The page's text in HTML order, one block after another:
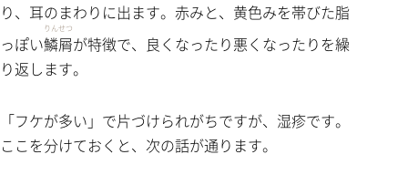
り、耳のまわりに出ます。赤みと、黄色みを帯びた脂
っぽい鱗屑
りんせつ
が特徴で、良くなったり悪くなったりを繰
り返します。
「フケが多い」で片づけられがちですが、湿疹です。
ここを分けておくと、次の話が通ります。